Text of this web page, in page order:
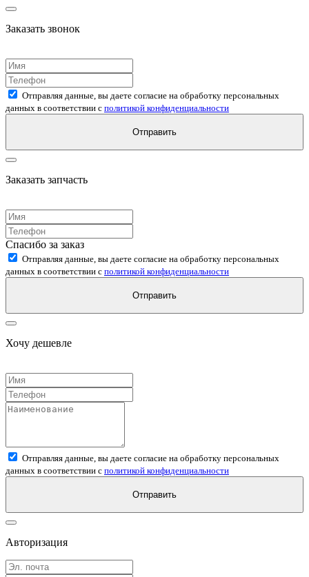
Заказать звонок
Отправляя данные, вы даете согласие на обработку персональных
данных в соответствии с политикой конфиденциальности
Отправить
Заказать запчасть
Спасибо за заказ
Отправляя данные, вы даете согласие на обработку персональных
данных в соответствии с политикой конфиденциальности
Отправить
Хочу дешевле
Отправляя данные, вы даете согласие на обработку персональных
данных в соответствии с политикой конфиденциальности
Отправить
Авторизация